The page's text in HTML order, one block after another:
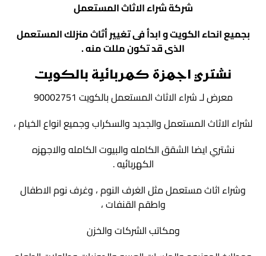
شركة شراء الاثاث المستعمل
بجميع انحاء الكويت و ابدأ فى تغيير أثاث منزلك المستعمل
الذى قد تكون مللت منه.
نشتري اجهزة كهربائية بالكويت
معرض لـ شراء الاثاث المستعمل بالكويت 90002751
لشراء الاثاث المستعمل والجديد والسكراب وجميع انواع الخيام ،
نشتري ايضا الشقق الكامله والبيوت الكامله والاجهزه
الكهربائيه .
وشراء اثاث مستعمل مثل الغرف النوم ، وغرف نوم الاطفال
واطقم القنفات ،
ومكاتب الشركات والخزن